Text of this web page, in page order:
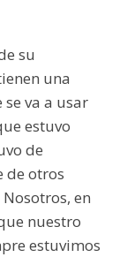
su
una
va a usar
estuvo
de
de otros
en
nuestro
estuvimos